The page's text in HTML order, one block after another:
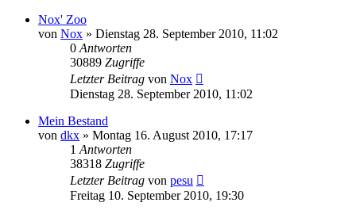
Nox' Zoo
von Nox » Dienstag 28. September 2010, 11:02
0 Antworten
30889 Zugriffe
Letzter Beitrag von Nox
Dienstag 28. September 2010, 11:02
Mein Bestand
von dkx » Montag 16. August 2010, 17:17
1 Antworten
38318 Zugriffe
Letzter Beitrag von pesu
Freitag 10. September 2010, 19:30